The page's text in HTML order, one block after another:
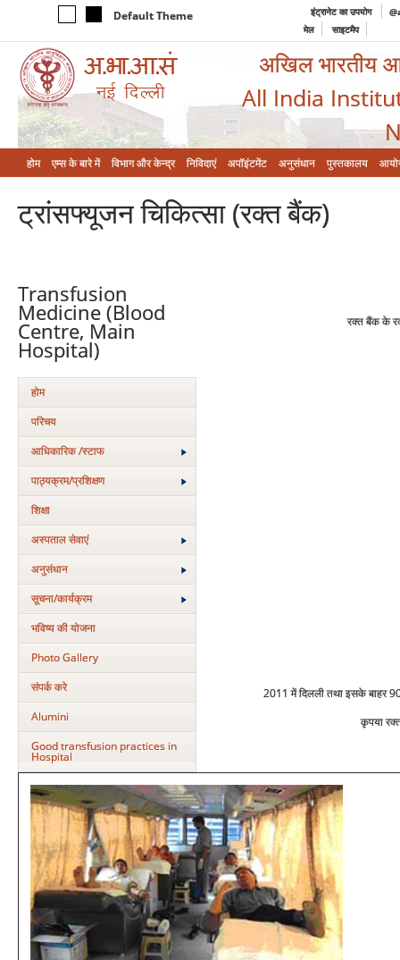
Default Theme इंट्रानेट का उपयोग
मेल
साइटमैप
अखिल भारतीय
All India
होम एम्‍स के बारे में विभाग और केन्‍द्र निविदाएं अपॉइंटमेंट अनुसंधान पुस्तकालय
ट्रांसफ्यूजन चिकित्‍सा (रक्‍त बैंक)
Transfusion
Medicine (Blood
Centre, Main
Hospital)
होम
परिचय
आधिकारिक /स्टाफ
पाठ्यक्रम/प्रशिक्षण
शिक्षा
अस्‍पताल सेवाएं
अनुसंधान
सूचना/कार्यक्रम
भविष्य की योजना
Photo Gallery
संपर्क करे
Alumini
Good transfusion practices in
Hospital
रक्‍त बैंक के
2011 में दिलली तथा इसके बाहर
कृपया